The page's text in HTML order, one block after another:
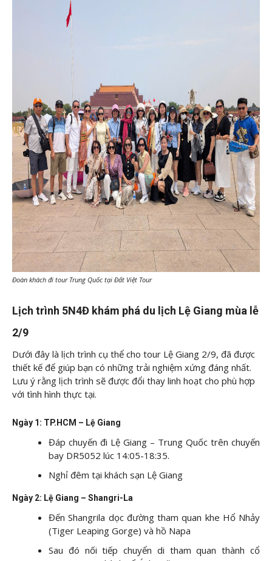
Đoàn khách đi tour Trung Quốc tại Đất Việt Tour
Lịch trình 5N4Đ khám phá du lịch Lệ Giang mùa lễ
2/9
Dưới đây là lịch trình cụ thể cho tour Lệ Giang 2/9, đã được
thiết kế để giúp bạn có những trải nghiệm xứng đáng nhất.
Lưu ý rằng lịch trình sẽ được đổi thay linh hoạt cho phù hợp
với tình hình thực tại.
Ngày 1: TP.HCM – Lệ Giang
Đáp chuyến đi Lệ Giang – Trung Quốc trên chuyến
bay DR5052 lúc 14:05-18:35.
Nghỉ đêm tại khách sạn Lệ Giang
Ngày 2: Lệ Giang – Shangri-La
Đến Shangrila dọc đường tham quan khe Hổ Nhảy
(Tiger Leaping Gorge) và hồ Napa
Sau đó nối tiếp chuyển di tham quan thành cổ